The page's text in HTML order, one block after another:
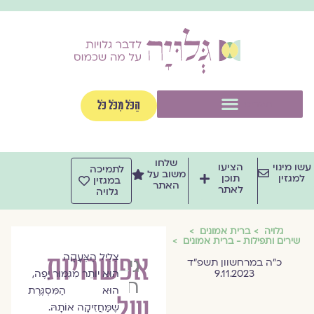
הַכֹּל מִכֹּל כֹּל
מינוי
למגזין
הציעו
תוכן
לאתר
שלחו
משוב על
האתר
לתמיכה
במגזין
גלויה
גלויה ברית אמונים
שירים ותפילות - ברית אמונים
כ״ה במרחשוון תשפ״ד
9.11.2023
אפשרויות
גילי
חיימוביץ׳
צְלִיל הַצְּעָקָה
הוּא יוֹתֵר מִגִּמּוּר יָפֶה,
הוּא הַמִּסְגֶּרֶת
שֶׁמַּחֲזִיקָה אוֹתָהּ.